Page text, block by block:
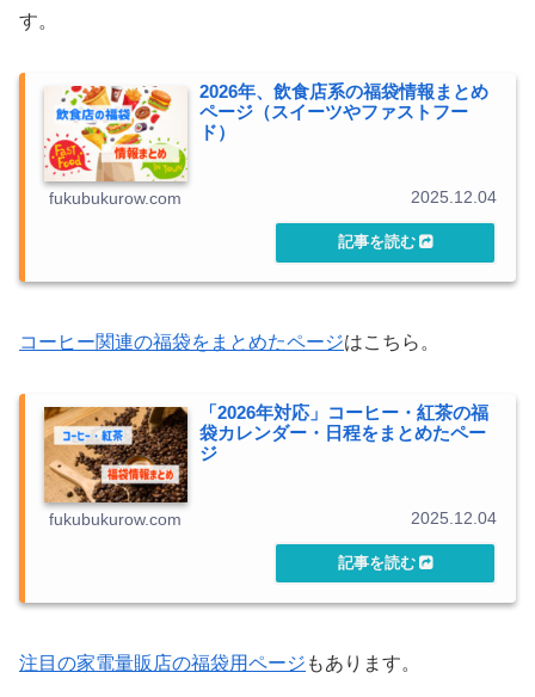
す。
2026年、飲食店系の福袋情報まとめ
ページ（スイーツやファストフー
ド）
fukubukurow.com 2025.12.04
コーヒー関連の福袋をまとめたページはこちら。
「2026年対応」コーヒー・紅茶の福
袋カレンダー・日程をまとめたペー
ジ
fukubukurow.com 2025.12.04
注目の家電量販店の福袋用ページ もあります。